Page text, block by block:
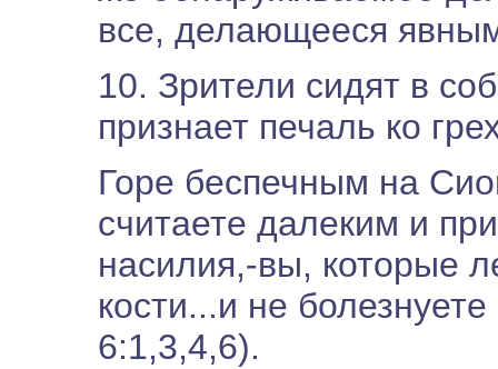
все, делающееся
10. Зрители сидят в
признает печаль ко
Горе беспечным на
считаете далеким и
насилия,-вы, которые
кости...и не
6:1,3,4,6).